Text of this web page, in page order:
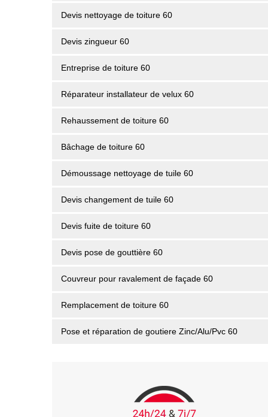
Devis nettoyage de toiture 60
Devis zingueur 60
Entreprise de toiture 60
Réparateur installateur de velux 60
Rehaussement de toiture 60
Bâchage de toiture 60
Démoussage nettoyage de tuile 60
Devis changement de tuile 60
Devis fuite de toiture 60
Devis pose de gouttière 60
Couvreur pour ravalement de façade 60
Remplacement de toiture 60
Pose et réparation de goutiere Zinc/Alu/Pvc 60